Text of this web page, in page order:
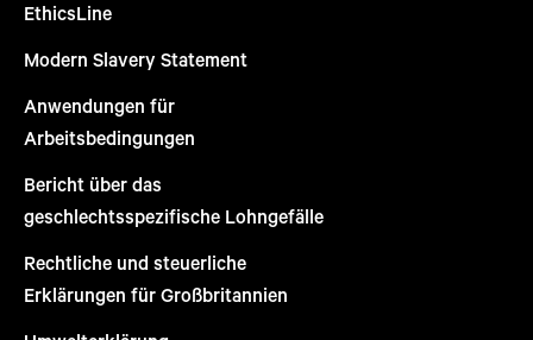
EthicsLine
Modern Slavery Statement
Anwendungen für
Arbeitsbedingungen
Bericht über das
geschlechtsspezifische Lohngefälle
Rechtliche und steuerliche
Erklärungen für Großbritannien